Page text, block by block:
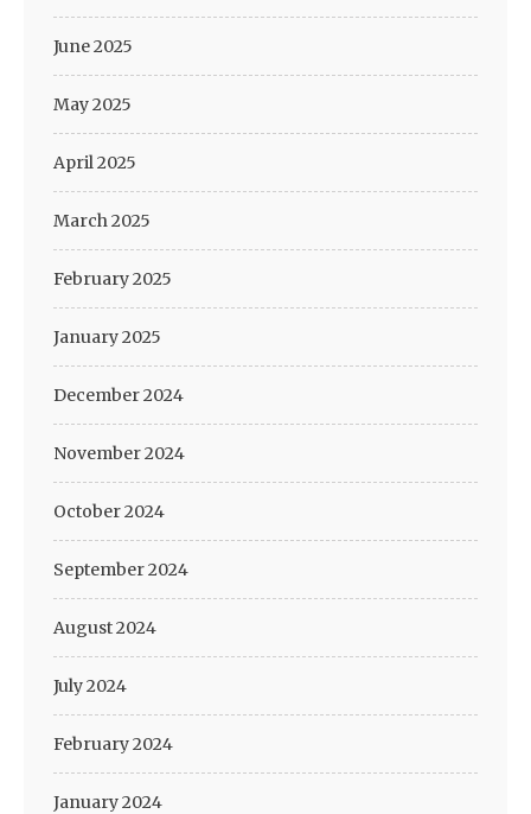
June 2025
May 2025
April 2025
March 2025
February 2025
January 2025
December 2024
November 2024
October 2024
September 2024
August 2024
July 2024
February 2024
January 2024